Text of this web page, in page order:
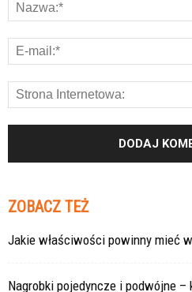
ZOBACZ TEŻ
Jakie właściwości powinny mieć
Nagrobki pojedyncze i podwójne –